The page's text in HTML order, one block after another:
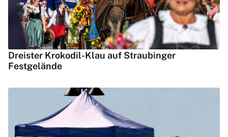
Dreister Krokodil-Klau auf Straubinger
Festgelände